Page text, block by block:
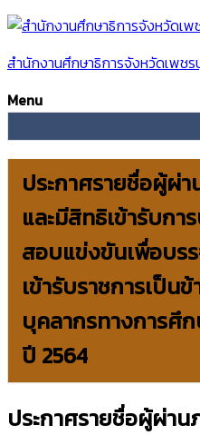
สำนักงานศึกษาธิการจังหวัดเพชร
Menu
ประกาศรายชื่อผู้ผ่
และมีสิทธิเข้ารับกา
สอบแข่งขันเพื่อบร
เข้ารับราชการเป็น
บุคลากรทางการศึ
ปี 2564
ประกาศรายชื่อผู้ผ่าน